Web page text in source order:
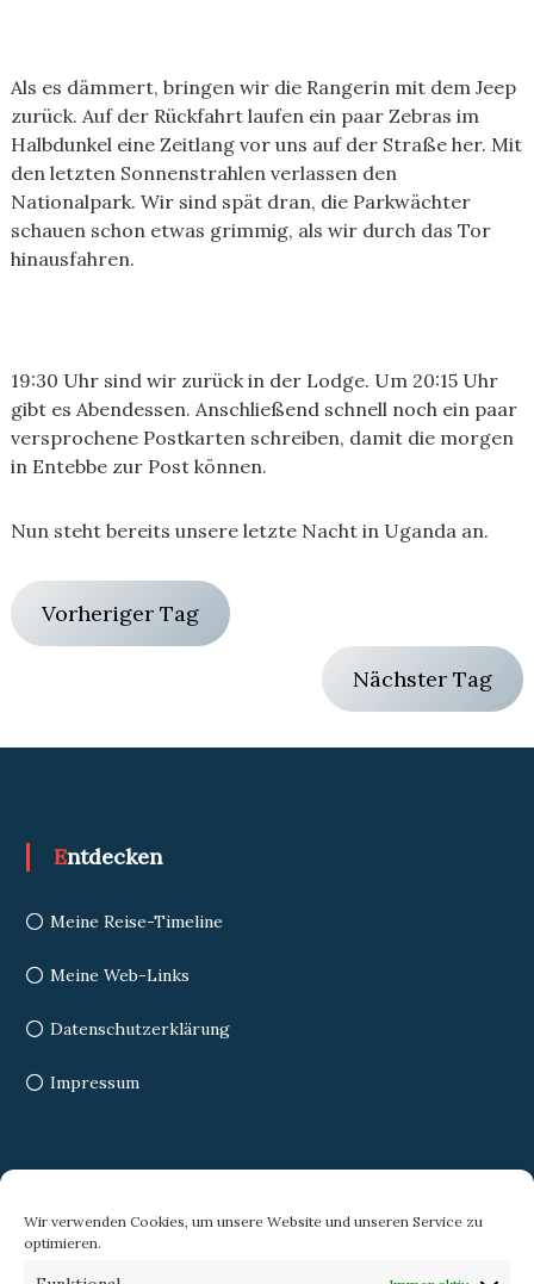
Wir verwenden Cookies, um unsere Website und unseren Service zu
optimieren.
Als es dämmert, bringen wir die Rangerin mit dem Jeep
zurück. Auf der Rückfahrt laufen ein paar Zebras im
Halbdunkel eine Zeitlang vor uns auf der Straße her. Mit
den letzten Sonnenstrahlen verlassen den
Nationalpark. Wir sind spät dran, die Parkwächter
schauen schon etwas grimmig, als wir durch das Tor
hinausfahren.
19:30 Uhr sind wir zurück in der Lodge. Um 20:15 Uhr
gibt es Abendessen. Anschließend schnell noch ein paar
versprochene Postkarten schreiben, damit die morgen
in Entebbe zur Post können.
Nun steht bereits unsere letzte Nacht in Uganda an.
Vorheriger Tag
Nächster Tag
Entdecken
Meine Reise-Timeline
Meine Web-Links
Datenschutzerklärung
Impressum
Search